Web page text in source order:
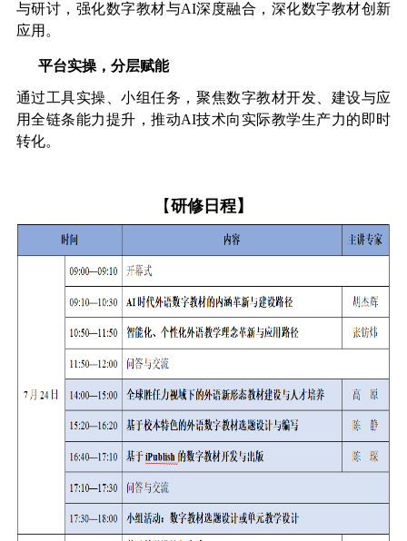
与研讨，强化数字教材与AI深度融合，深化数字教材创新
应用。
平台实操，分层赋能
通过工具实操、小组任务，聚焦数字教材开发、建设与应
用全链条能力提升，推动AI技术向实际教学生产力的即时
转化。
【研修日程】